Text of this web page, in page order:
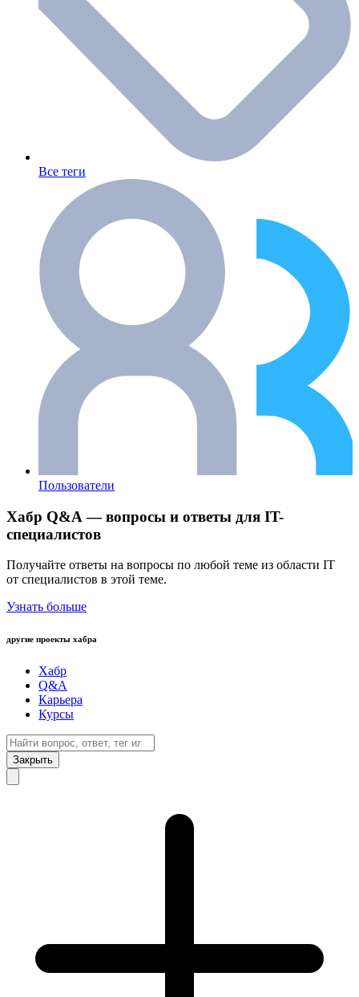
Все теги
Пользователи
Хабр Q&A — вопросы и ответы для IT-
специалистов
Получайте ответы на вопросы по любой теме из области IT
от специалистов в этой теме.
Узнать больше
другие проекты хабра
Хабр
Q&A
Карьера
Курсы
Закрыть